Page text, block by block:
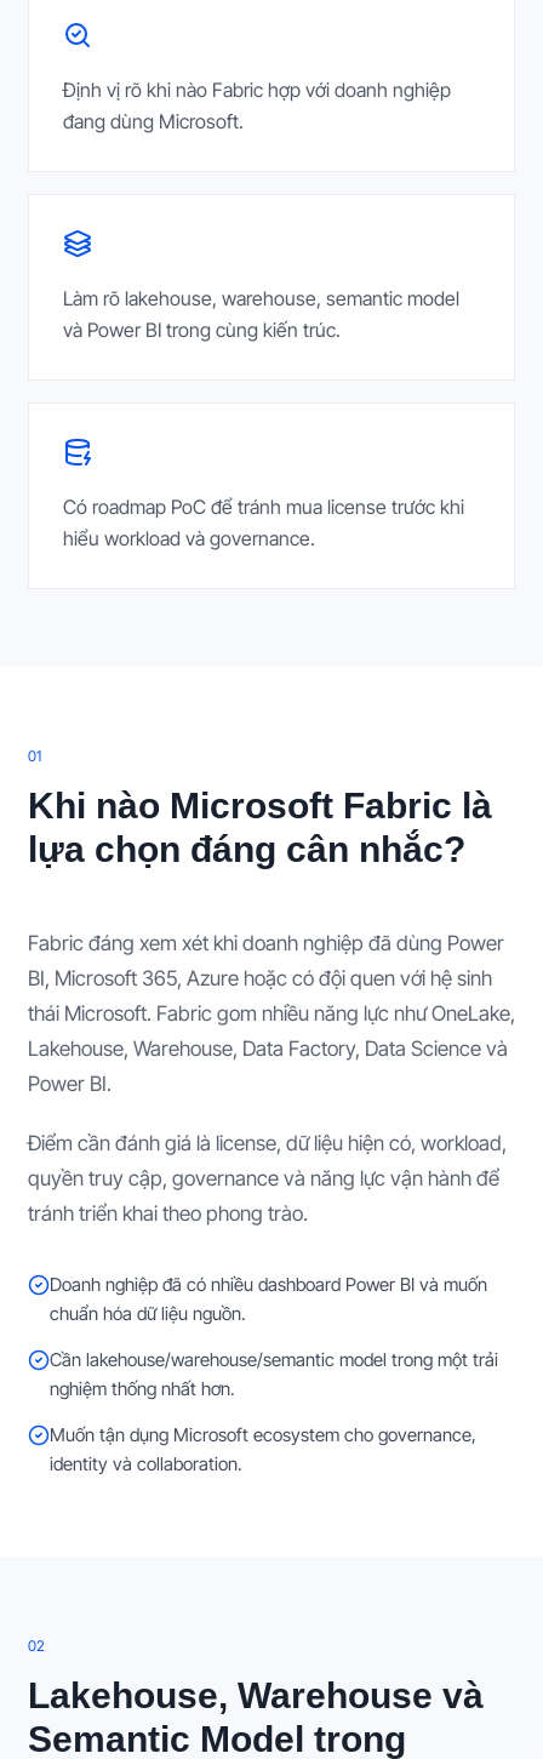
Định vị rõ khi nào Fabric hợp với doanh nghiệp
đang dùng Microsoft.
Làm rõ lakehouse, warehouse, semantic model
và Power BI trong cùng kiến trúc.
Có roadmap PoC để tránh mua license trước khi
hiểu workload và governance.
01
Khi nào Microsoft Fabric là
lựa chọn đáng cân nhắc?
Fabric đáng xem xét khi doanh nghiệp đã dùng Power
BI, Microsoft 365, Azure hoặc có đội quen với hệ sinh
thái Microsoft. Fabric gom nhiều năng lực như OneLake,
Lakehouse, Warehouse, Data Factory, Data Science và
Power BI.
Điểm cần đánh giá là license, dữ liệu hiện có, workload,
quyền truy cập, governance và năng lực vận hành để
tránh triển khai theo phong trào.
Doanh nghiệp đã có nhiều dashboard Power BI và muốn
chuẩn hóa dữ liệu nguồn.
Cần lakehouse/warehouse/semantic model trong một trải
nghiệm thống nhất hơn.
Muốn tận dụng Microsoft ecosystem cho governance,
identity và collaboration.
02
Lakehouse, Warehouse và
Semantic Model trong